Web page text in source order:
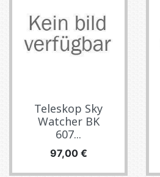
Teleskop Sky
Watcher BK
607...
Preis
97,00 €